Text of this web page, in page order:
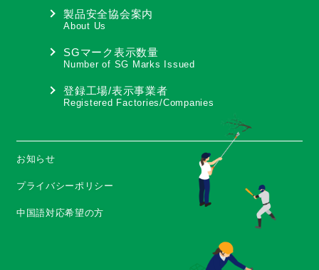
製品安全協会案内
About Us
SGマーク表示数量
Number of SG Marks Issued
登録工場/表示事業者
Registered Factories/Companies
お知らせ
プライバシーポリシー
中国語対応希望の方